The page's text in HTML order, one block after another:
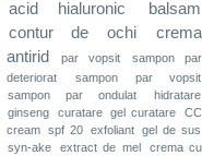
acid hialuronic
balsam
contur de ochi
crema
antirid
par vopsit
sampon par
deteriorat
sampon par vopsit
sampon par ondulat
hidratare
ginseng
curatare gel curatare
CC
cream spf 20 exfoliant gel de sus
syn-ake
extract de mel
crema cu